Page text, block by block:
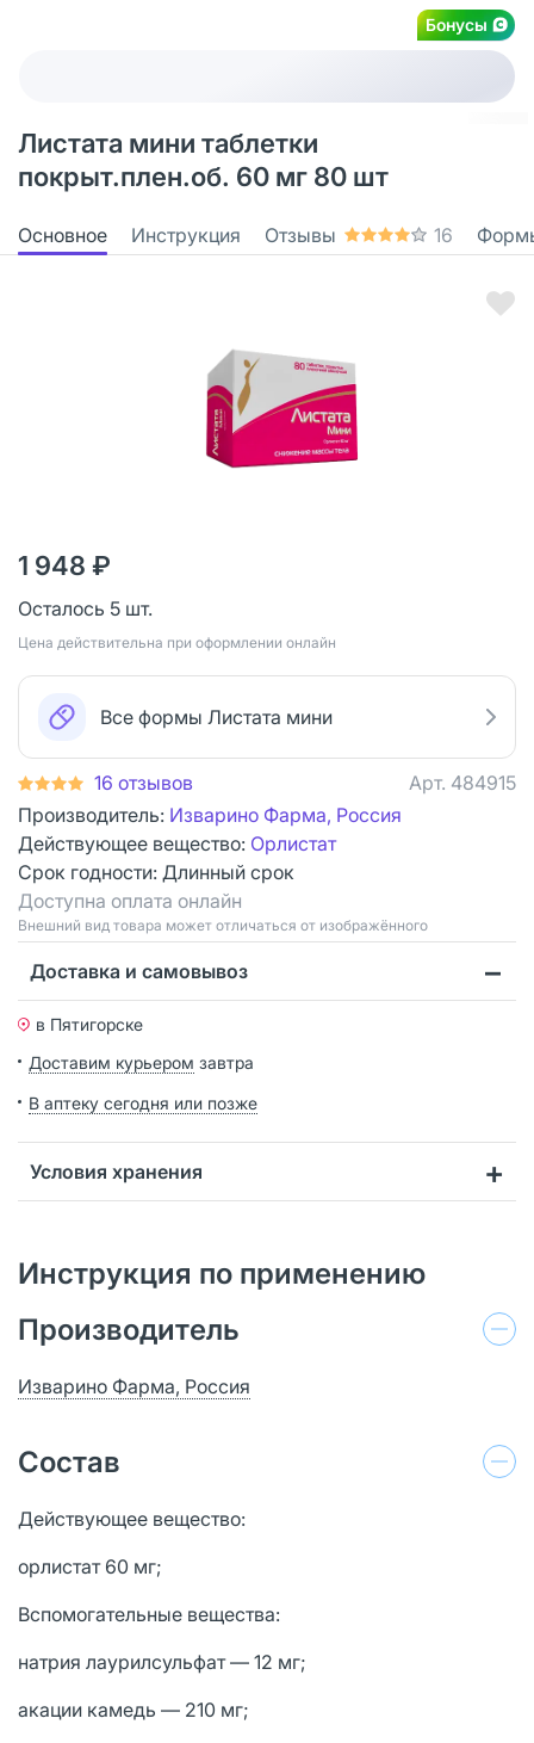
Бонусы
Листата мини таблетки
покрыт.плен.об. 60 мг 80 шт
Основное Инструкция Отзывы 16
1 948 ₽
Осталось 5 шт.
Цена действительна при оформлении онлайн
Все формы Листата мини
16 отзывов Арт. 484915
Производитель: Изварино Фарма, Россия
Действующее вещество: Орлистат
Срок годности: Длинный срок
Доступна оплата онлайн
Bнешний вид товара может отличаться от изображённого
Доставка и самовывоз
в Пятигорске
Доставим курьером завтра
В аптеку сегодня или позже
Условия хранения
Инструкция по применению
Производитель
Изварино Фарма, Россия
Состав
Действующее вещество:
орлистат 60 мг;
Вспомогательные вещества:
натрия лаурилсульфат — 12 мг;
акации камедь — 210 мг;